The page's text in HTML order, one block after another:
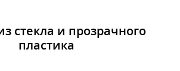
стекла и прозрачного
пластика